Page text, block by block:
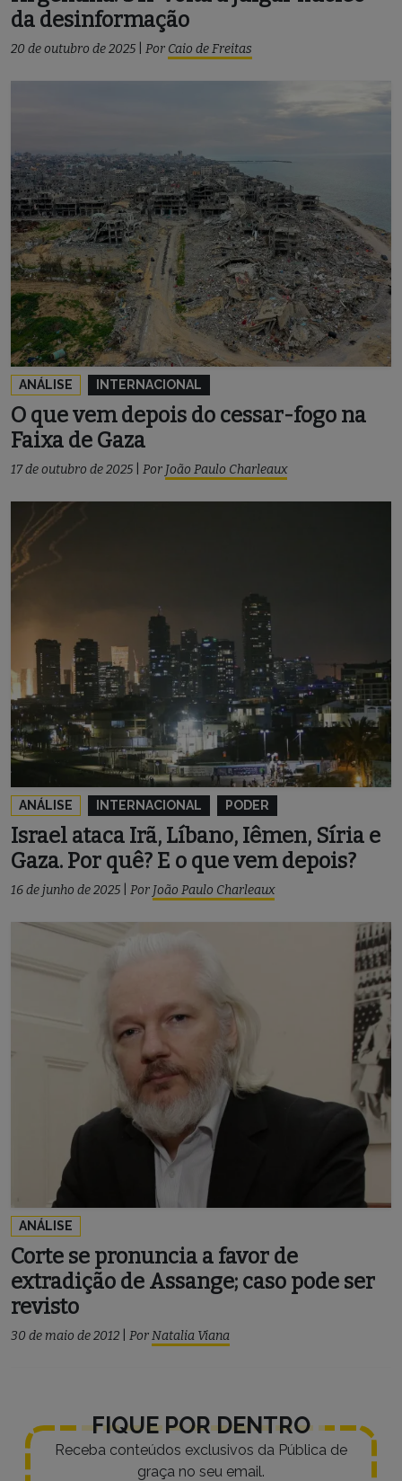
da desinformação
20 de outubro de 2025 Por Caio de Freitas
ANÁLISE INTERNACIONAL
O que vem depois do cessar-fogo na
Faixa de Gaza
17 de outubro de 2025 Por João Paulo Charleaux
ANÁLISE INTERNACIONAL PODER
Israel ataca Irã, Líbano, Iêmen, Síria e
Gaza. Por quê? E o que vem depois?
16 de junho de 2025 Por João Paulo Charleaux
ANÁLISE
Corte se pronuncia a favor de
extradição de Assange; caso pode ser
revisto
30 de maio de 2012 PorNatalia Viana
FIQUE POR DENTRO
Receba conteúdos exclusivos da Pública de
graça no seu email.